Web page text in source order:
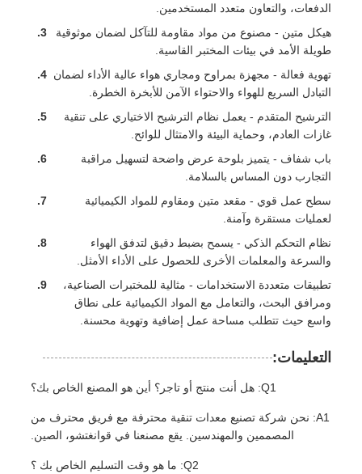
الدفعات، والتعاون متعدد المستخدمين.
هيكل متين - مصنوع من مواد مقاومة للتآكل لضمان موثوقية
طويلة الأمد في بيئات المختبر القاسية.
تهوية فعالة - مجهزة بمراوح ومجاري هواء عالية الأداء لضمان
التبادل السريع للهواء والاحتواء الآمن للأبخرة الخطرة.
الترشيح المتقدم - يعمل نظام الترشيح الاختياري على تنقية
غازات العادم، وحماية البيئة والامتثال للوائح.
باب شفاف - يتميز بلوحة عرض واضحة لتسهيل مراقبة
التجارب دون المساس بالسلامة.
سطح عمل قوي - مقعد متين ومقاوم للمواد الكيميائية
لعمليات مستقرة وآمنة.
نظام التحكم الذكي - يسمح بضبط دقيق لتدفق الهواء
والسرعة والمعلمات الأخرى للحصول على الأداء الأمثل.
تطبيقات متعددة الاستخدامات - مثالية للمختبرات الصناعية،
ومرافق البحث، والتعامل مع المواد الكيميائية على نطاق
واسع حيث تتطلب مساحة عمل إضافية وتهوية محسنة.
التعليمات:
Q1: هل أنت منتج أو تاجر؟ أين هو المصنع الخاص بك؟
A1: نحن شركة تصنيع معدات تنقية محترفة مع فريق محترف من
المصممين والمهندسين. يقع مصنعنا في قوانغتشو، الصين.
Q2: ما هو وقت التسليم الخاص بك ؟